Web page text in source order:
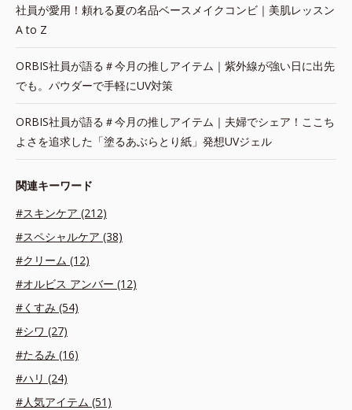
社員が愛用！頼れる夏の名品ベースメイクコンビ｜美肌レッスン
A to Z
ORBIS社員が語る＃今月の推しアイテム｜紫外線が強い日に出先
でも。パウダーで手軽にUV対策
ORBIS社員が語る＃今月の推しアイテム｜夫婦でシェア！ここち
よさを追求した「塗るあぶらとり紙」発想UVジェル
関連キーワード
#スキンケア (212)
#スペシャルケア (38)
#クリーム (12)
#オルビス アンバー (12)
#くすみ (54)
#シワ (27)
#たるみ (16)
#ハリ (24)
#人気アイテム (51)